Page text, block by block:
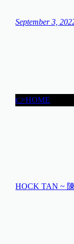
September 3,
👉HOME
HOCK TAN ~